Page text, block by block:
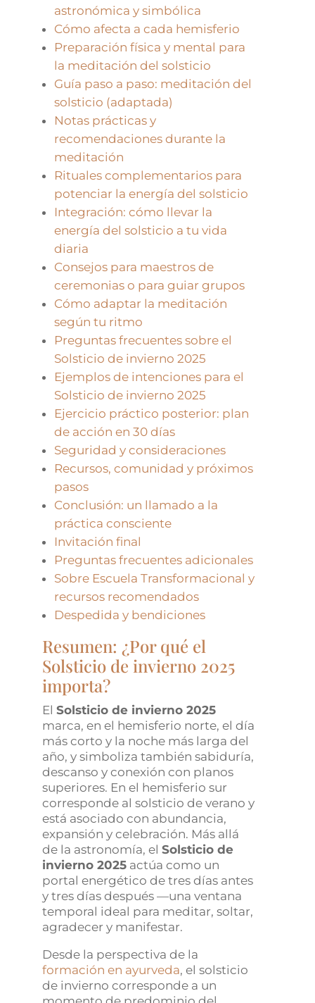
astronómica y simbólica
Cómo afecta a cada hemisferio
Preparación física y mental para
la meditación del solsticio
Guía paso a paso: meditación del
solsticio (adaptada)
Notas prácticas y
recomendaciones durante la
meditación
Rituales complementarios para
potenciar la energía del solsticio
Integración: cómo llevar la
energía del solsticio a tu vida
diaria
Consejos para maestros de
ceremonias o para guiar grupos
Cómo adaptar la meditación
según tu ritmo
Preguntas frecuentes sobre el
Solsticio de invierno 2025
Ejemplos de intenciones para el
Solsticio de invierno 2025
Ejercicio práctico posterior: plan
de acción en 30 días
Seguridad y consideraciones
Recursos, comunidad y próximos
pasos
Conclusión: un llamado a la
práctica consciente
Invitación final
Preguntas frecuentes adicionales
Sobre Escuela Transformacional y
recursos recomendados
Despedida y bendiciones
Resumen: ¿Por qué el
Solsticio de invierno 2025
importa?
ElSolsticio de invierno 2025
marca, en el hemisferio norte, el día
más corto y la noche más larga del
año, y simboliza también sabiduría,
descanso y conexión con planos
superiores. En el hemisferio sur
corresponde al solsticio de verano y
está asociado con abundancia,
expansión y celebración. Más allá
de la astronomía, elSolsticio de
invierno 2025 actúa como un
portal energético de tres días antes
y tres días después —una ventana
temporal ideal para meditar, soltar,
agradecer y manifestar.
Desde la perspectiva de la
formación en ayurveda, el solsticio
de invierno corresponde a un